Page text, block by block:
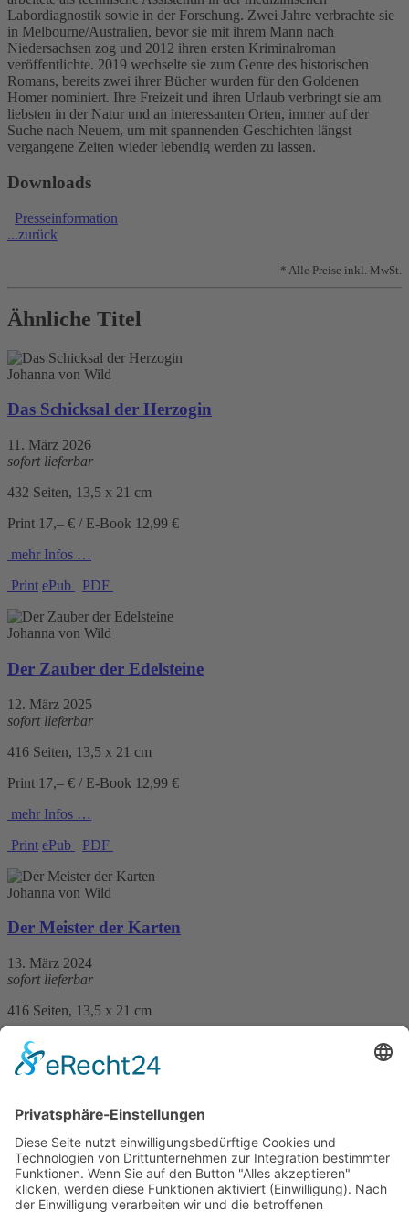
Labordiagnostik sowie in der Forschung. Zwei Jahre verbrachte sie
in Melbourne/Australien, bevor sie mit ihrem Mann nach
Niedersachsen zog und 2012 ihren ersten Kriminalroman
veröffentlichte. 2019 wechselte sie zum Genre des historischen
Romans, bereits zwei ihrer Bücher wurden für den Goldenen
Homer nominiert. Ihre Freizeit und ihren Urlaub verbringt sie am
liebsten in der Natur und an interessanten Orten, immer auf der
Suche nach Neuem, um mit spannenden Geschichten längst
vergangene Zeiten wieder lebendig werden zu lassen.
Downloads
Presseinformation
...zurück
* Alle Preise inkl. MwSt.
Ähnliche Titel
Johanna von Wild
Das Schicksal der Herzogin
11. März 2026
sofort lieferbar
432 Seiten, 13,5 x 21 cm
Print 17,– € / E-Book 12,99 €
mehr Infos …
Print ePub PDF
Johanna von Wild
Der Zauber der Edelsteine
12. März 2025
sofort lieferbar
416 Seiten, 13,5 x 21 cm
Print 17,– € / E-Book 12,99 €
mehr Infos …
Print ePub PDF
Johanna von Wild
Der Meister der Karten
13. März 2024
sofort lieferbar
416 Seiten, 13,5 x 21 cm
Print 16,– € / E-Book 11,99 €
mehr Infos …
Johanna von Wild
Das Erbe derer von Thurn und Taxis